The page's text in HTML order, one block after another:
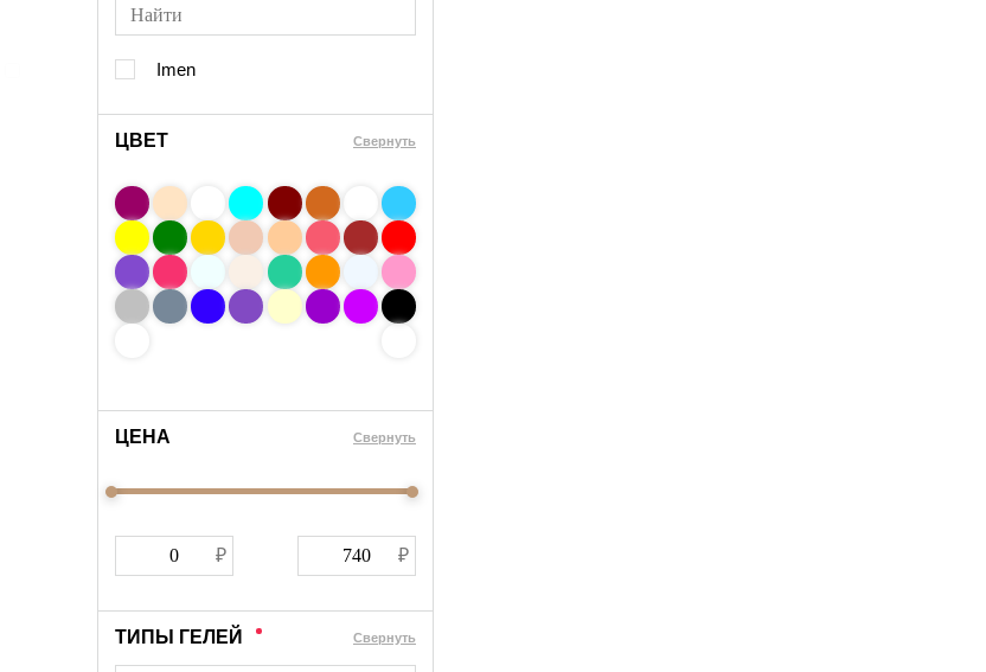
Imen
ЦВЕТ Свернуть
ЦЕНА Cвернуть
ТИПЫ ГЕЛЕЙ Cвернуть